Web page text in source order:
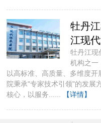
牡丹
江现
牡丹江现
机构之一
以高标准、高质量、多维度
院秉承"专家技术引领"的发展
核心，以服务......
【详情】